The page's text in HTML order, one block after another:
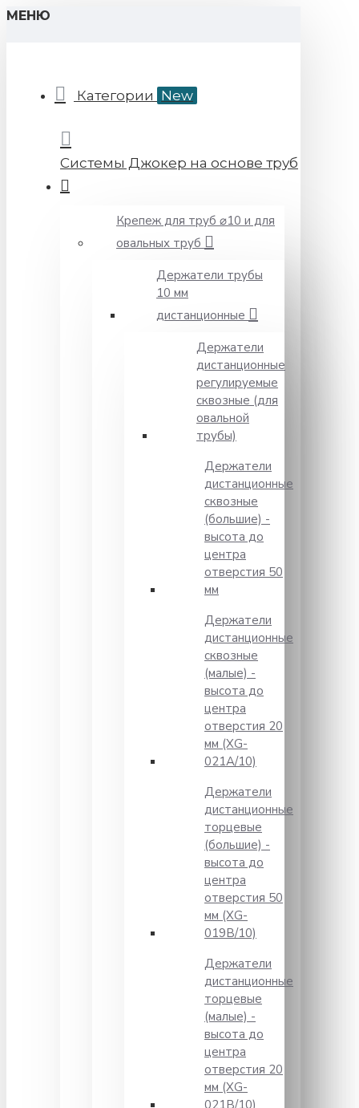
МЕНЮ
Категории New
Системы Джокер на основе труб
Крепеж для труб ⌀10 и для
овальных труб
Держатели трубы
10 мм
дистанционные
Держатели
дистанционные
регулируемые
сквозные (для
овальной
трубы)
Держатели
дистанционные
сквозные
(большие) -
высота до
центра
отверстия 50
мм
Держатели
дистанционные
сквозные
(малые) -
высота до
центра
отверстия 20
мм (XG-
021A/10)
Держатели
дистанционные
торцевые
(большие) -
высота до
центра
отверстия 50
мм (XG-
019B/10)
Держатели
дистанционные
торцевые
(малые) -
высота до
центра
отверстия 20
мм (XG-
021B/10)